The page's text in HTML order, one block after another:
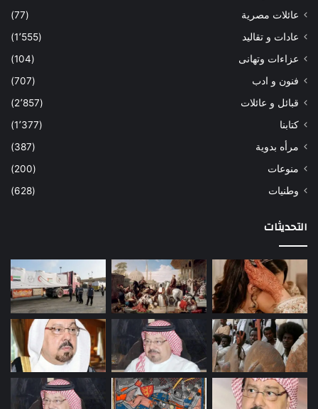
عائلات مصرية
(77)
عادات و تقاليد
(1٬555)
عزاءات وتهانى
(104)
فنون و ادب
(707)
قبائل و عائلات
(2٬857)
كتابنا
(1٬377)
مرأه بدوية
(387)
منوعات
(200)
وطنيات
(628)
التحديثات